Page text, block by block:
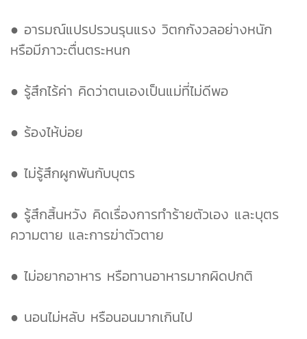
● อารมณ์แปรปรวนรุนแรง วิตกกังวลอย่างหนัก
หรือมีภาวะตื่นตระหนก
● รู้สึกไร้ค่า คิดว่าตนเองเป็นแม่ที่ไม่ดีพอ
● ร้องไห้บ่อย
● ไม่รู้สึกผูกพันกับบุตร
● รู้สึกสิ้นหวัง คิดเรื่องการทำร้ายตัวเอง และบุตร
ความตาย และการฆ่าตัวตาย
● ไม่อยากอาหาร หรือทานอาหารมากผิดปกติ
● นอนไม่หลับ หรือนอนมากเกินไป